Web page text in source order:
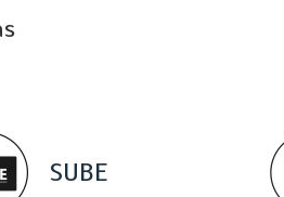
SUBE